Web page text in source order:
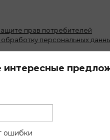
прав потребителей
персональных
интересные
ошибки